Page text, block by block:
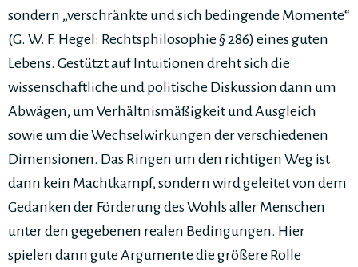
sondern „verschränkte und sich bedingende Momente“
(G. W. F. Hegel: Rechtsphilosophie § 286) eines guten
Lebens. Gestützt auf Intuitionen dreht sich die
wissenschaftliche und politische Diskussion dann um
Abwägen, um Verhältnismäßigkeit und Ausgleich
sowie um die Wechselwirkungen der verschiedenen
Dimensionen. Das Ringen um den richtigen Weg ist
dann kein Machtkampf, sondern wird geleitet von dem
Gedanken der Förderung des Wohls aller Menschen
unter den gegebenen realen Bedingungen. Hier
spielen dann gute Argumente die größere Rolle